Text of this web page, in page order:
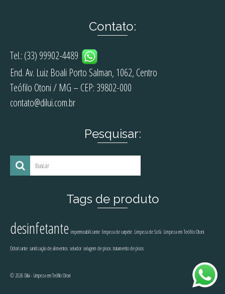
Contato:
Tel.: (33) 99902-4489
End. Av. Luiz Boali Porto Salman, 1062, Centro
Teófilo Otoni / MG – CEP: 39802-000
contato@dilui.com.br
Pesquisar:
Tags de produto
desinfetante impermeabilizante limpeza de carpete Limpeza de Sofá Limpeza em Teófilo Otoni
Odorizante sanitização de alimentos selador selagem de pisos tratamento de pisos
© 2026 Dilui - Limpeza em Teófilo Otoni